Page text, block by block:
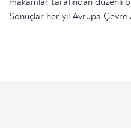
makamlar tarafından düzenli
Sonuçlar her yıl Avrupa Çevre